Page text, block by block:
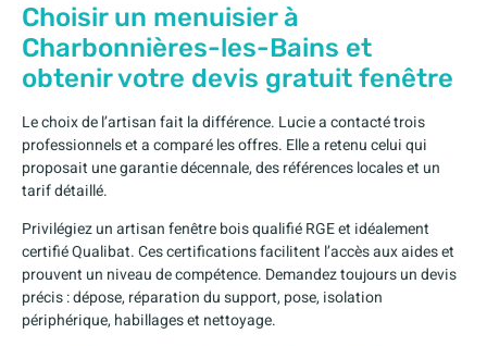
Choisir un menuisier à
Charbonnières-les-Bains et
obtenir votre devis gratuit fenêtre
Le choix de l’artisan fait la différence. Lucie a contacté trois
professionnels et a comparé les offres. Elle a retenu celui qui
proposait une garantie décennale, des références locales et un
tarif détaillé.
Privilégiez un artisan fenêtre bois qualifié RGE et idéalement
certifié Qualibat. Ces certifications facilitent l’accès aux aides et
prouvent un niveau de compétence. Demandez toujours un devis
précis : dépose, réparation du support, pose, isolation
périphérique, habillages et nettoyage.